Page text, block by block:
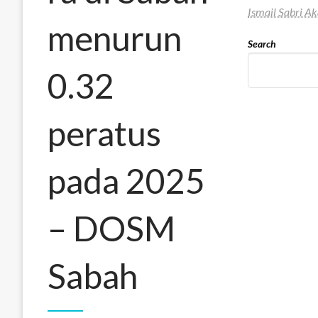
menurun
0.32
peratus
pada 2025
– DOSM
Sabah
Ismail Sabri
Search